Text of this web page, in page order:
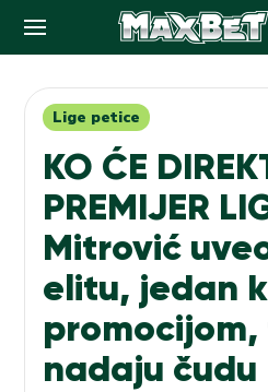
contentLige petice
KO ĆE
PREMIJER
Mitrović
elitu, jedan
nadaju čudu